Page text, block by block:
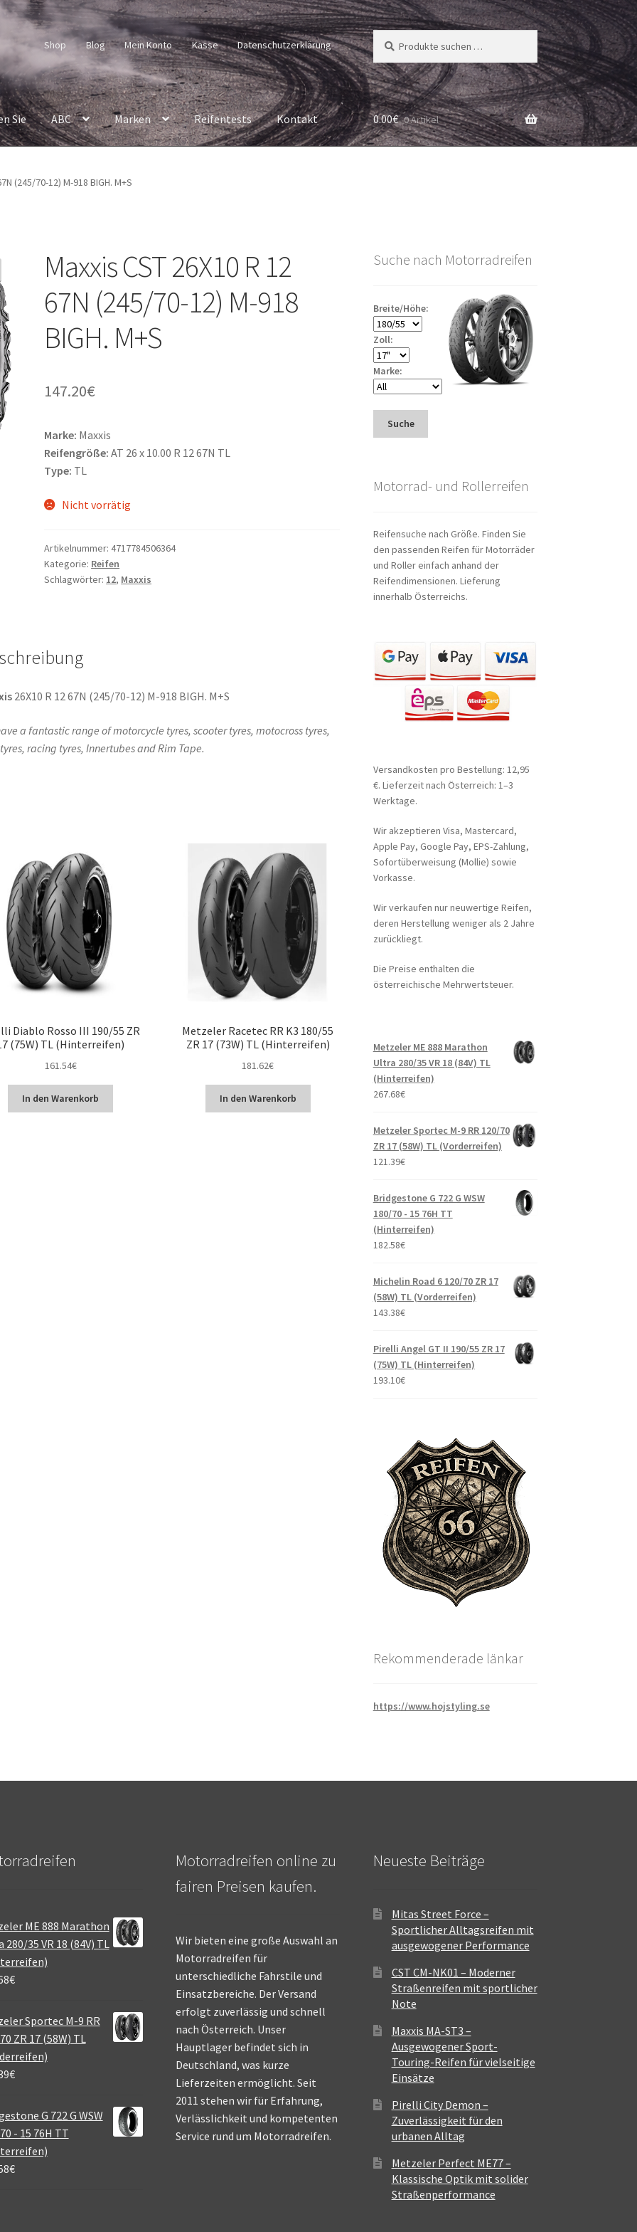
Shop Blog Mein Konto Kasse Datenschutzerklärung
Suchen
nach:
Suchen
Sie ABC Marken Reifentests Kontakt 0.00€ 0 Artikel
(245/70-12) M-918 BIGH. M+S
Maxxis CST 26X10 R 12
67N (245/70-12) M-918
BIGH. M+S
147.20€
Marke: Maxxis
Reifengröße: AT 26 x 10.00 R 12 67N TL
Type: TL
Nicht vorrätig
Artikelnummer:4717784506364
Kategorie: Reifen
Schlagwörter: 12, Maxxis
26X10 R 12 67N (245/70-12) M-918 BIGH. M+S
a fantastic range of motorcycle tyres, scooter tyres, motocross tyres,
racing tyres, Innertubes and Rim Tape.
Diablo Rosso III 190/55 ZR
(75W) TL (Hinterreifen)
161.54€
In den Warenkorb
Metzeler Racetec RR K3 180/55
ZR 17 (73W) TL (Hinterreifen)
181.62€
In den Warenkorb
Suche nach Motorradreifen
Breite/Höhe:
Zoll:
Marke:
Suche
Motorrad- und Rollerreifen
Reifensuche nach Größe. Finden Sie
den passenden Reifen für Motorräder
und Roller einfach anhand der
Reifendimensionen. Lieferung
innerhalb Österreichs.
Versandkosten pro Bestellung: 12,95
€. Lieferzeit nach Österreich: 1–3
Werktage.
Wir akzeptieren Visa, Mastercard,
Apple Pay, Google Pay, EPS-Zahlung,
Sofortüberweisung (Mollie) sowie
Vorkasse.
Wir verkaufen nur neuwertige Reifen,
deren Herstellung weniger als 2 Jahre
zurückliegt.
Die Preise enthalten die
österreichische Mehrwertsteuer.
Metzeler ME 888 Marathon
Ultra 280/35 VR 18 (84V) TL
(Hinterreifen)
267.68€
Metzeler Sportec M-9 RR 120/70
ZR 17 (58W) TL (Vorderreifen)
121.39€
Bridgestone G 722 G WSW
180/70 - 15 76H TT
(Hinterreifen)
182.58€
Michelin Road 6 120/70 ZR 17
(58W) TL (Vorderreifen)
143.38€
Pirelli Angel GT II 190/55 ZR 17
(75W) TL (Hinterreifen)
193.10€
Rekommenderade länkar
https://www.hojstyling.se
ME 888 Marathon
280/35 VR 18 (84V) TL
€
Sportec M-9 RR
ZR 17 (58W) TL
€
G 722 G WSW
- 15 76H TT
€
Motorradreifen online zu
fairen Preisen kaufen.
Wir bieten eine große Auswahl an
Motorradreifen für
unterschiedliche Fahrstile und
Einsatzbereiche. Der Versand
erfolgt zuverlässig und schnell
nach Österreich. Unser
Hauptlager befindet sich in
Deutschland, was kurze
Lieferzeiten ermöglicht. Seit
2011 stehen wir für Erfahrung,
Verlässlichkeit und kompetenten
Service rund um Motorradreifen.
Neueste Beiträge
Mitas Street Force –
Sportlicher Alltagsreifen mit
ausgewogener Performance
CST CM-NK01 – Moderner
Straßenreifen mit sportlicher
Note
Maxxis MA-ST3 –
Ausgewogener Sport-
Touring-Reifen für vielseitige
Einsätze
Pirelli City Demon –
Zuverlässigkeit für den
urbanen Alltag
Metzeler Perfect ME77 –
Klassische Optik mit solider
Straßenperformance